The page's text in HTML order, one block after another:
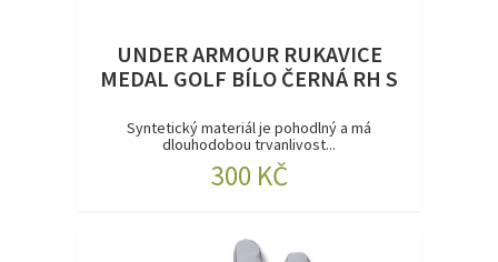
UNDER ARMOUR RUKAVICE
MEDAL GOLF BÍLO ČERNÁ RH S
Syntetický materiál je pohodlný a má
dlouhodobou trvanlivost...
300 KČ